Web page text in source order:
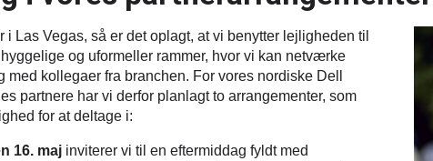
i Las Vegas, så er det oplagt, at vi benytter lejligheden til
og uformeller rammer, hvor vi kan netværke
med kollegaer fra branchen. For vores nordiske Dell
partnere har vi derfor planlagt to arrangementer, som
for at deltage i:
16. majinviterer vi til en eftermiddag fyldt med